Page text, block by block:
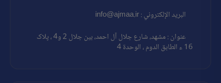
البريد الإلكتروني : info@ajmaa.ir
عنوان : مشهد، شارع جلال آل احمد، بين جلال 2 و4 ، پلاک
16 ء الطابق الدوم ، الوحدة 4